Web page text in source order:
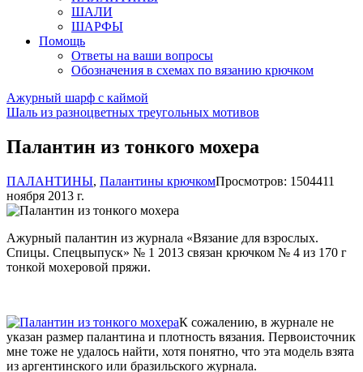
ШАЛИ
ШАРФЫ
Помощь
Ответы на ваши вопросы
Обозначения в схемах по вязанию крючком
Ажурный шарф с каймой
Шаль из разноцветных треугольных мотивов
Палантин из тонкого мохера
ПАЛАНТИНЫ, Палантины крючкомПросмотров: 1504411
ноября 2013 г.
Ажурный палантин из журнала «Вязание для взрослых.
Спицы. Спецвыпуск» № 1 2013 связан крючком № 4 из 170 г
тонкой мохеровой пряжи.
К сожалению, в журнале не
указан размер палантина и плотность вязания. Первоисточник
мне тоже не удалось найти, хотя понятно, что эта модель взята
из аргентинского или бразильского журнала.